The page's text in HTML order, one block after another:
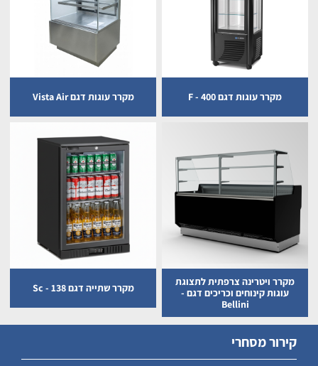
מקרר עוגות דגם F - 400 מקרר עוגות דגם Vista Air
מקרר ויטרינה צרפתית לתצוגת
עוגות קינוחים וכריכים דגם -
Bellini
מקרר שתייה דגם Sc - 138
קירור מסחרי